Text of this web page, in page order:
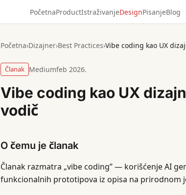
PočetnaProductIstraživanjeDesignPisanjeBlog
Početna›Dizajner›Best Practices›Vibe coding kao UX
Članak Mediumfeb 2026.
Vibe coding kao UX
vodič
O čemu je članak
Članak razmatra „vibe coding” — korišćenje AI
funkcionalnih prototipova iz opisa na prirodnom